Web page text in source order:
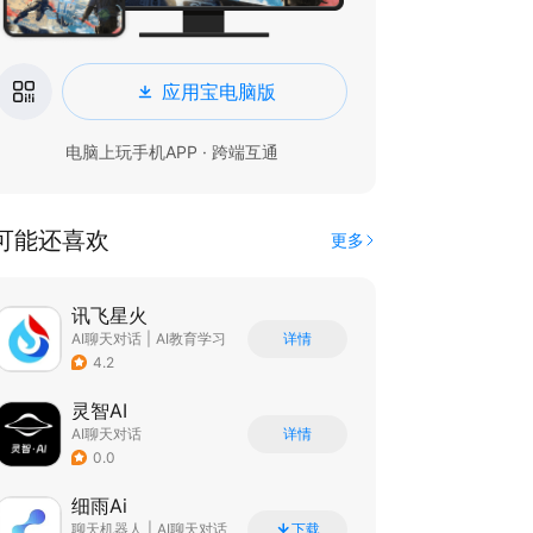
应用宝电脑版
电脑上玩手机APP · 跨端互通
能还喜欢 更多
讯飞星火
AI聊天对话
AI教育学习
4.2
详情
灵智AI
AI聊天对话
0.0
详情
细雨Ai
聊天机器人 AI聊天对话 下载